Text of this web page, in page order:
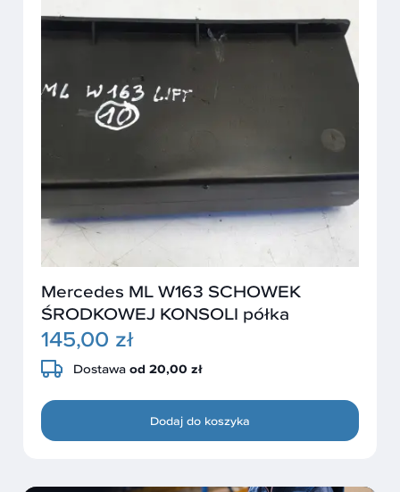
Mercedes ML W163 SCHOWEK
ŚRODKOWEJ KONSOLI półka
145,00 zł
Dostawa od 20,00 zł
Dodaj do koszyka